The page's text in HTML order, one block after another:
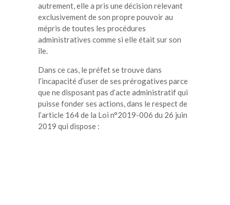
autrement, elle a pris une décision relevant
exclusivement de son propre pouvoir au
mépris de toutes les procédures
administratives comme si elle était sur son
île.
Dans ce cas, le préfet se trouve dans
l’incapacité d’user de ses prérogatives parce
que ne disposant pas d’acte administratif qui
puisse fonder ses actions, dans le respect de
l’article 164 de la Loi n°2019-006 du 26 juin
2019 qui dispose :